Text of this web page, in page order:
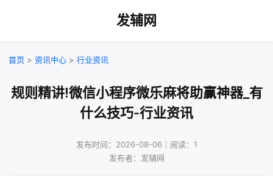
发辅网
首页 > 资讯中心 > 行业资讯
规则精讲!微信小程序微乐麻将助赢神器_有
什么技巧-行业资讯
发布时间：2026-08-06｜阅读：1
发布者：发辅网